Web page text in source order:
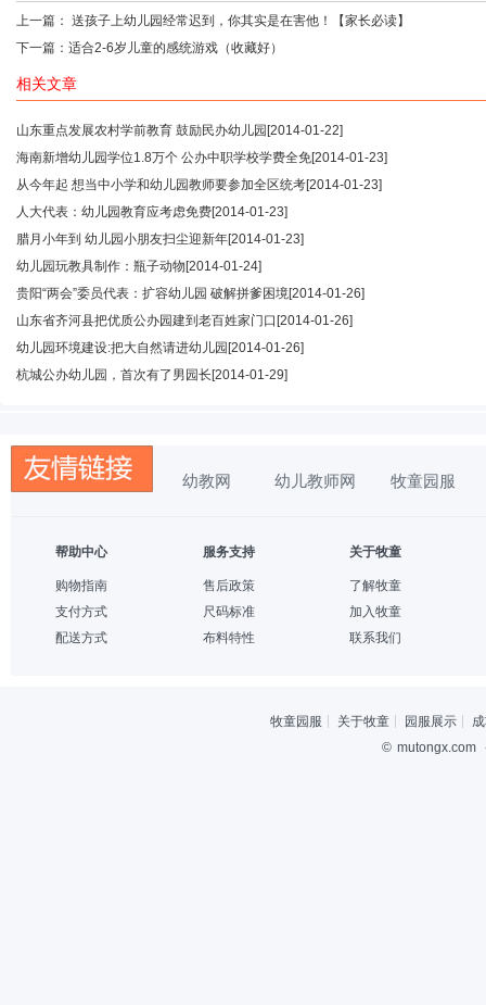
上一篇： 送孩子上幼儿园经常迟到，你其实是在害他！【家长必读】
下一篇： 适合2-6岁儿童的感统游戏（收藏好）
相关文章
山东重点发展农村学前教育 鼓励民办幼儿园 [2014-01-22]
海南新增幼儿园学位1.8万个 公办中职学校学费全免[2014-01-23]
从今年起 想当中小学和幼儿园教师要参加全区统考[2014-01-23]
人大代表：幼儿园教育应考虑免费[2014-01-23]
腊月小年到 幼儿园小朋友扫尘迎新年[2014-01-23]
幼儿园玩教具制作：瓶子动物 [2014-01-24]
贵阳“两会”委员代表：扩容幼儿园 破解拼爹困境[2014-01-26]
山东省齐河县把优质公办园建到老百姓家门口 [2014-01-26]
幼儿园环境建设:把大自然请进幼儿园 [2014-01-26]
杭城公办幼儿园，首次有了男园长 [2014-01-29]
幼教网 幼儿教师网 牧童园服
帮助中心
购物指南
支付方式
配送方式
服务支持
售后政策
尺码标准
布料特性
关于牧童
了解牧童
加入牧童
联系我们
牧童园服 关于牧童 园服展示
© mutongx.com